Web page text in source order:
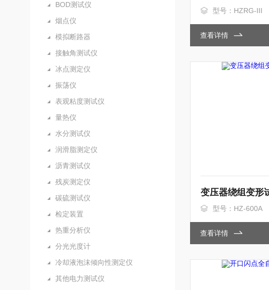
BOD测试仪
烟点仪
模拟断路器
接触角测试仪
冰点测定仪
振荡仪
表观粘度测试仪
量热仪
水分测试仪
润滑脂测定仪
沥青测试仪
残炭测定仪
碳硫测试仪
检定装置
热重分析仪
分光光度计
冷却液泡沫倾向性测定仪
其他电力测试仪
型号：HZRG-III
查看详情
变压器绕组变形
型号：HZ-600A
查看详情